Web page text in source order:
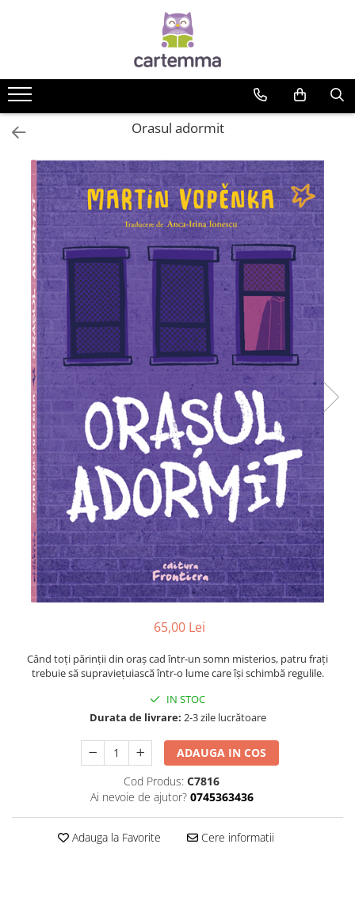
Tematică
Craciun
Activități
Atlase si enciclopedii
Carte de bucate
Călătorie
Educație
Educație financiară
Hobby si craft
Inteligenta emotionala
Limbi străine
Muzicale
Poezii
Povești
Reviste
Știință si natură
Vârstă
0-2 ani
10+ ani
14+ ani
2-5 ani
5-7 ani
7-10 ani
Adulți
toate vârstele
Cera
Editura Aramis
Editura Bookzone
Editura Cartea Copiilor
Editura Frontiera
Orasul adormit
65,00 Lei
Când toți părinții din oraș cad într-un somn misterios, patru frați
trebuie să supraviețuiască într-o lume care își schimbă regulile.
IN STOC
Durata de livrare: 2-3 zile lucrătoare
ADAUGA IN COS
Cod Produs: C7816
Ai nevoie de ajutor? 0745363436
Adauga la Favorite Cere informatii